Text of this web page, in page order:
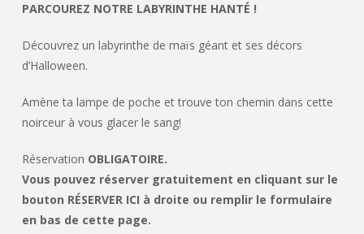
PARCOUREZ NOTRE LABYRINTHE HANTÉ !
Découvrez un labyrinthe de maïs géant et ses décors
d’Halloween.
Amène ta lampe de poche et trouve ton chemin dans cette
noirceur à vous glacer le sang!
Réservation OBLIGATOIRE.
Vous pouvez réserver gratuitement en cliquant sur le
bouton RÉSERVER ICI à droite ou remplir le formulaire
en bas de cette page.